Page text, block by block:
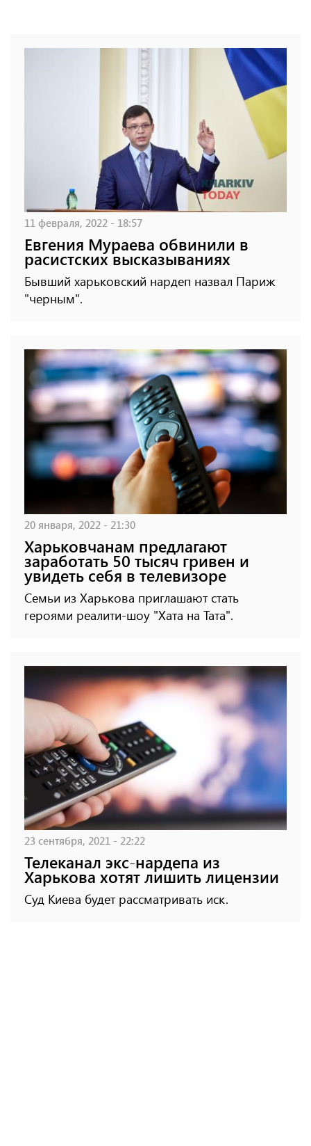
11 февраля, 2022 - 18:57
Евгения Мураева обвинили в
расистских высказываниях
Бывший харьковский нардеп назвал Париж
"черным".
20 января, 2022 - 21:30
Харьковчанам предлагают
заработать 50 тысяч гривен и
увидеть себя в телевизоре
Семьи из Харькова приглашают стать
героями реалити-шоу "Хата на Тата".
23 сентября, 2021 - 22:22
Телеканал экс-нардепа из
Харькова хотят лишить лицензии
Суд Киева будет рассматривать иск.